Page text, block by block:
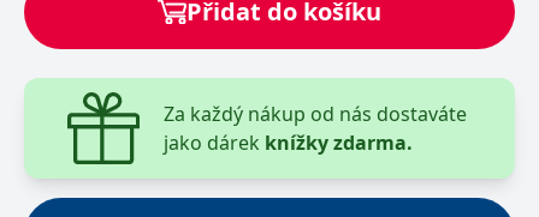
Přidat do košíku
Za každý nákup od nás dostaváte
jako dárek knížky zdarma.